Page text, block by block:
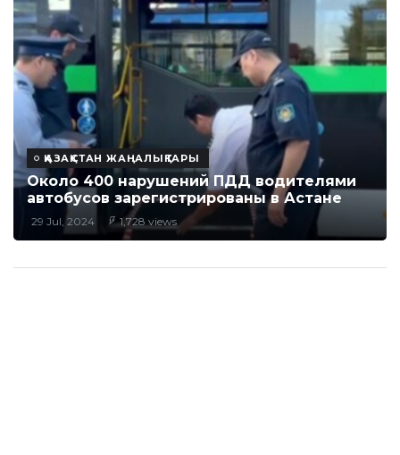
ҚАЗАҚСТАН ЖАҢАЛЫҚТАРЫ
Около 400 нарушений ПДД водителями
автобусов зарегистрированы в Астане
29 Jul, 2024 1,728 views